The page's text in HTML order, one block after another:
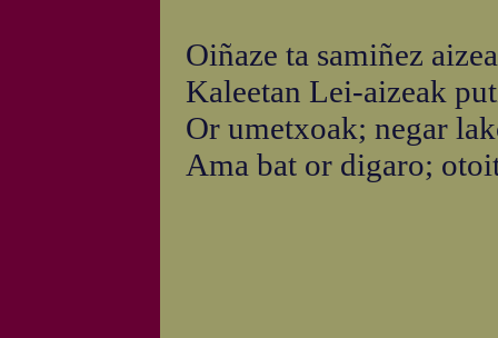
Oiñaze ta samiñez
Kaleetan Lei-aizeak
Or umetxoak; negar
Ama bat or digaro;